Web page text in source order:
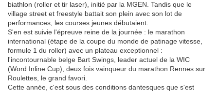
biathlon (roller et tir laser), initié par la MGEN. Tandis que le
village street et freestyle battait son plein avec son lot de
performances, les courses jeunes débutaient.
S'en est suivie l'épreuve reine de la journée : le marathon
international (étape de la coupe du monde de patinage vitesse,
formule 1 du roller) avec un plateau exceptionnel :
l'incontournable belge Bart Swings, leader actuel de la WIC
(Word Inline Cup), deux fois vainqueur du marathon Rennes sur
Roulettes, le grand favori.
Cette année, c'est sous des conditions dantesques que s'est